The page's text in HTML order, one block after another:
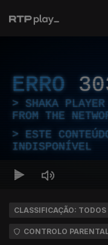
ERRO
SHAKA
FROM THE
ESTE
INDISPONÍVEL
CLASSIFICAÇÃO: TODOS
CONTROLO